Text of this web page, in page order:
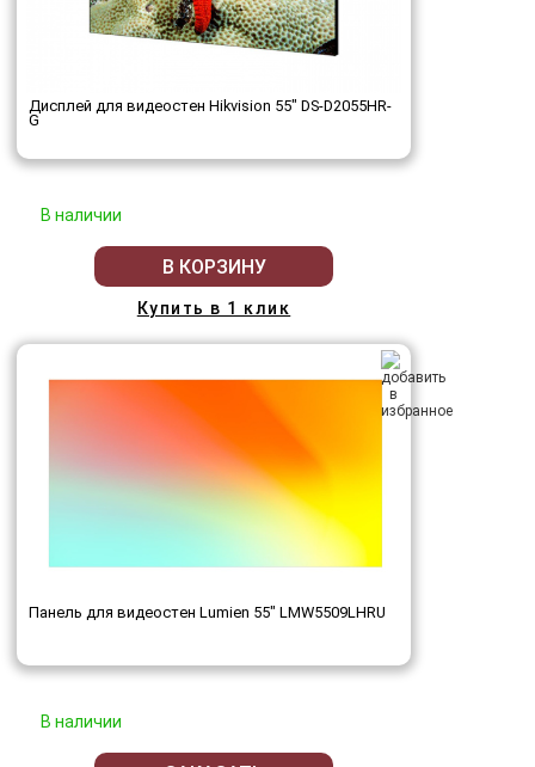
Дисплей для видеостен Hikvision 55" DS-D2055HR-
G
В наличии
В КОРЗИНУ
Купить в 1 клик
Панель для видеостен Lumien 55" LMW5509LHRU
В наличии